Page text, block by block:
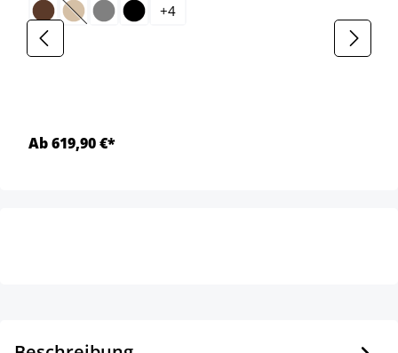
(Diese Option ist zurzeit nicht verfügbar.)
+4
Ab 619,90 €*